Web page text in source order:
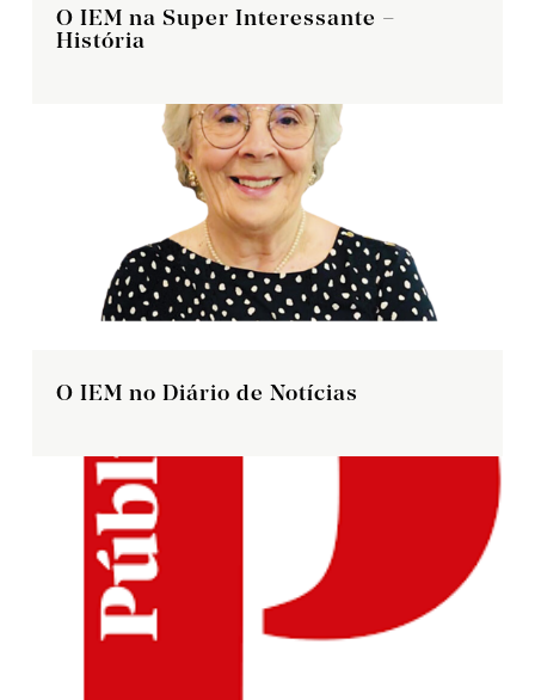
O IEM na Super Interessante –
História
O IEM no Diário de Notícias